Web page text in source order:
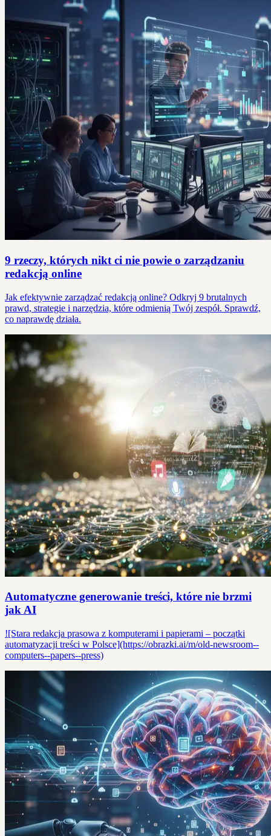
9 rzeczy, których nikt ci nie powie o zarządzaniu
redakcją online
Jak efektywnie zarządzać redakcją online? Odkryj 9 brutalnych
prawd, strategie i narzędzia, które odmienią Twój zespół. Sprawdź,
co naprawdę działa.
Automatyczne generowanie treści, które nie brzmi
jak AI
![Stara redakcja prasowa z komputerami i papierami – początki
automatyzacji treści w Polsce](https://obrazki.ai/m/old-newsroom--
computers--papers--press)